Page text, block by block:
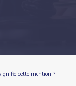
cette mention ?